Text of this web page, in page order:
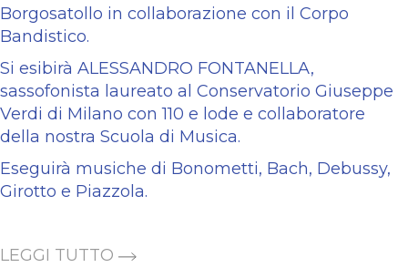
Borgosatollo in collaborazione con il Corpo
Bandistico.
Si esibirà ALESSANDRO FONTANELLA,
sassofonista laureato al Conservatorio Giuseppe
Verdi di Milano con 110 e lode e collaboratore
della nostra Scuola di Musica.
Eseguirà musiche di Bonometti, Bach, Debussy,
Girotto e Piazzola.
LEGGI TUTTO